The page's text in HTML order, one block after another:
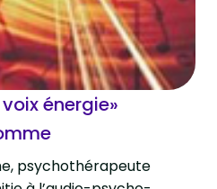
énergie»
psychothérapeute